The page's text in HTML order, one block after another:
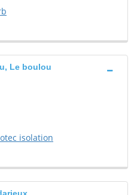
Le boulou
isolation